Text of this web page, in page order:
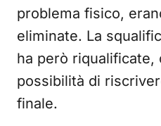
problema fisico,
eliminate. La
ha però riqualificate,
possibilità di
finale.